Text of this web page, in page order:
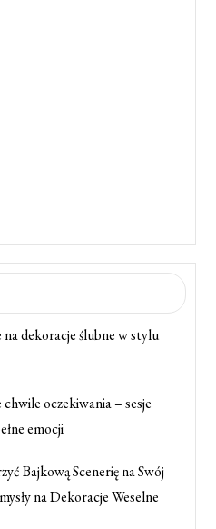
dekoracje ślubne w stylu
oczekiwania – sesje
emocji
Bajkową Scenerię na Swój
na Dekoracje Weselne